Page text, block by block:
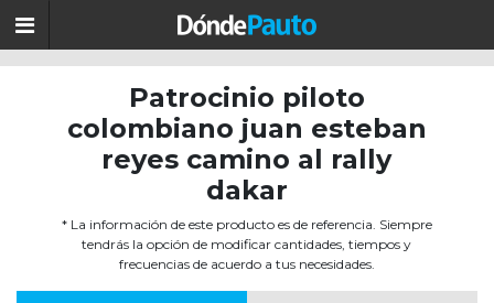
Patrocinio piloto
colombiano juan esteban
reyes camino al rally
dakar
* La información de este producto es de referencia. Siempre
tendrás la opción de modificar cantidades, tiempos y
frecuencias de acuerdo a tus necesidades.